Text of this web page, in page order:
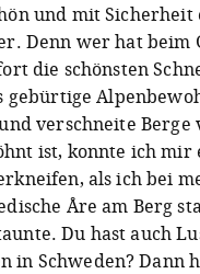
und mit Sicherheit
Denn wer hat beim
die schönsten
gebürtige
verschneite Berge
ist, konnte ich mir
als ich bei
Åre am Berg
Du hast auch
in Schweden? Dann